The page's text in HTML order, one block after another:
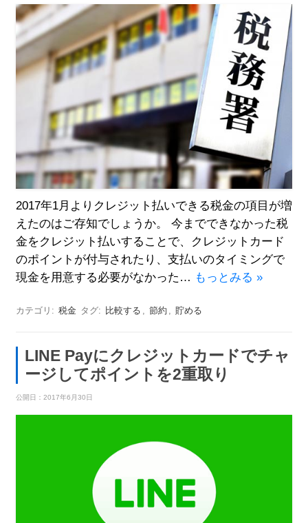
2017年1月よりクレジット払いできる税金の項目が増
えたのはご存知でしょうか。 今までできなかった税
金をクレジット払いすることで、クレジットカード
のポイントが付与されたり、支払いのタイミングで
現金を用意する必要がなかった… もっとみる »
カテゴリ: 税金 タグ: 比較する , 節約 , 貯める
LINE Payにクレジットカードでチャ
ージしてポイントを2重取り
公開日： 2017年6月30日